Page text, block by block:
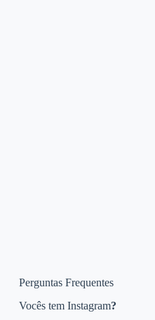
Perguntas Frequentes
Vocês tem Instagram?